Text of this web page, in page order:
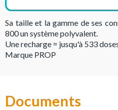
Sa taille et la gamme de ses
800 un système polyvalent.
Une recharge = jusqu'à 533
Marque PROP
Documents